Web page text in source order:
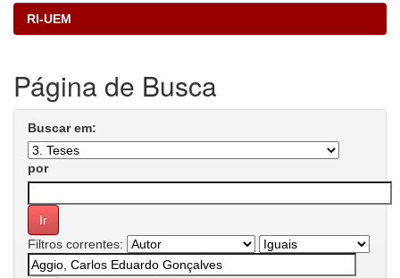
RI-UEM
Página de Busca
Buscar em:
por
Filtros correntes: